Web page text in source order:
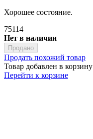
Хорошее состояние.
75114
Нет в наличии
Продано
Продать похожий товар
Товар добавлен в корзину
Перейти к корзине